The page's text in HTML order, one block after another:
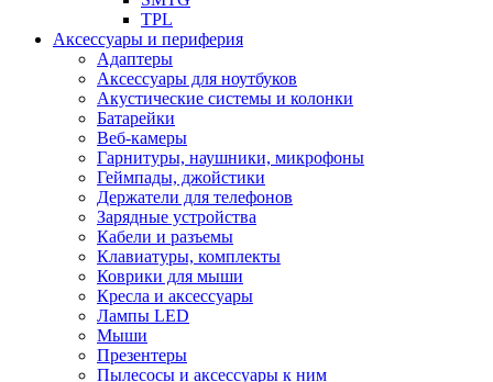
TPL
Аксессуары и периферия
Адаптеры
Аксессуары для ноутбуков
Акустические системы и колонки
Батарейки
Веб-камеры
Гарнитуры, наушники, микрофоны
Геймпады, джойстики
Держатели для телефонов
Зарядные устройства
Кабели и разъемы
Клавиатуры, комплекты
Коврики для мыши
Кресла и аксессуары
Лампы LED
Мыши
Презентеры
Пылесосы и аксессуары к ним